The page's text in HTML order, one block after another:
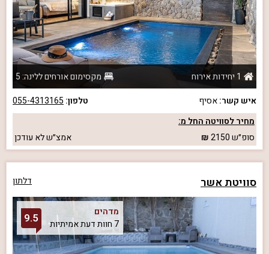
1 יחידות אירוח
מקסימום אורחים ללינה: 5
איש קשר:אסיף טלפון: 055-4313165
מחיר לסוויטה החל מ:
סופ״ש2150 אמצ״שלא עודכן
סוויטת אשר דלתון
מדהים
7 חוות דעת אמיתיות
9.5